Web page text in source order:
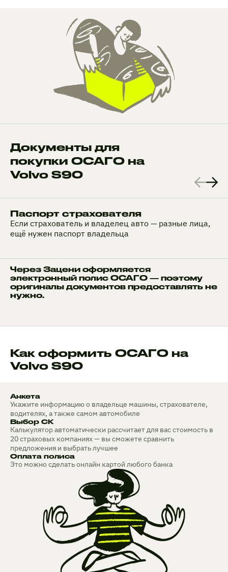
Документы для
покупки ОСАГО на
Volvo S90
Паспорт страхователя
Если страхователь и владелец авто — разные лица,
ещё нужен паспорт владельца
Через Зацени оформляется
электронный полис ОСАГО — поэтому
оригиналы документов предоставлять не
нужно.
Как оформить ОСАГО на
Volvo S90
Анкета
Укажите информацию о владельце машины, страхователе,
водителях, а также самом автомобиле
Выбор СК
Калькулятор автоматически рассчитает для вас стоимость в
20 страховых компаниях — вы сможете сравнить
предложения и выбрать лучшее
Оплата полиса
Это можно сделать онлайн картой любого банка